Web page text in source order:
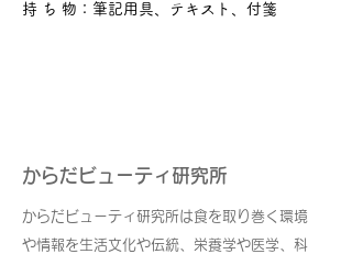
持 ち 物：筆記用具、テキスト、付箋
からだビューティ研究所
からだビューティ研究所は食を取り巻く環境
や情報を生活文化や伝統、栄養学や医学、科